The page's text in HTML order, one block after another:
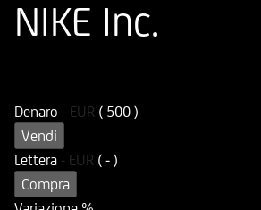
NIKE Inc.
Denaro - EUR ( 500 )
Vendi
Lettera - EUR ( - )
Compra